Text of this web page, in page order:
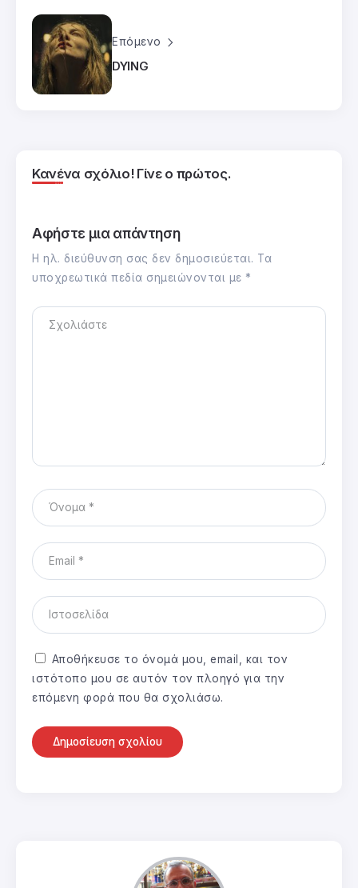
Επόμενο
DYING
Κανένα σχόλιο! Γίνε ο πρώτος.
Αφήστε μια απάντηση
Η ηλ. διεύθυνση σας δεν δημοσιεύεται. Τα
υποχρεωτικά πεδία σημειώνονται με *
Αποθήκευσε το όνομά μου, email, και τον
ιστότοπο μου σε αυτόν τον πλοηγό για την
επόμενη φορά που θα σχολιάσω.